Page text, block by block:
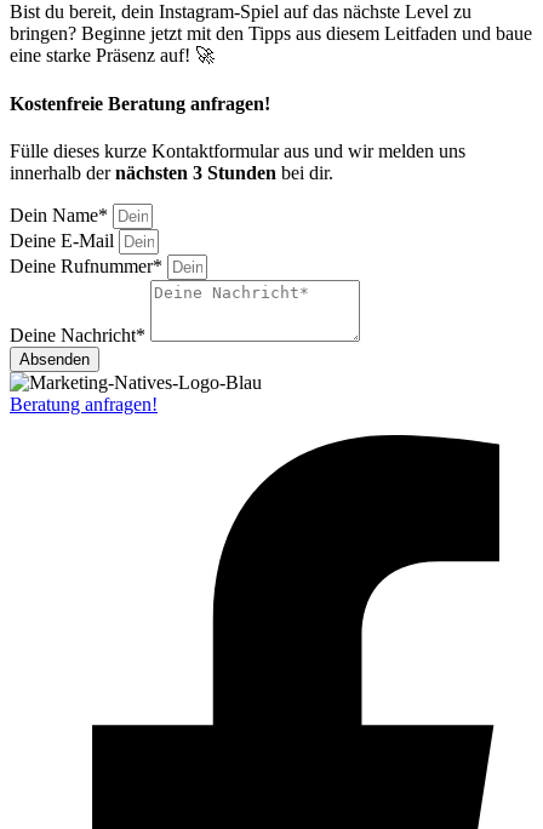
Bist du bereit, dein Instagram-Spiel auf das nächste Level zu
bringen? Beginne jetzt mit den Tipps aus diesem Leitfaden und baue
eine starke Präsenz auf! 🚀
Kostenfreie Beratung anfragen!
Fülle dieses kurze Kontaktformular aus und wir melden uns
innerhalb dernächsten 3 Stunden bei dir.
Dein Name*
Deine E-Mail
Deine Rufnummer*
Deine Nachricht*
Absenden
Beratung anfragen!